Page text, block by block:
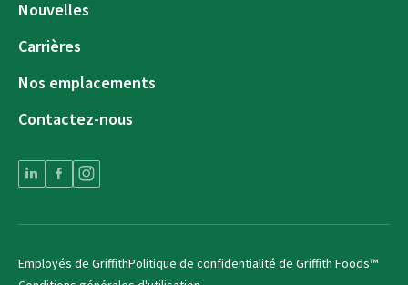
Nouvelles
Carrières
Nos emplacements
Contactez-nous
Employés de GriffithPolitique de confidentialité de Griffith Foods™